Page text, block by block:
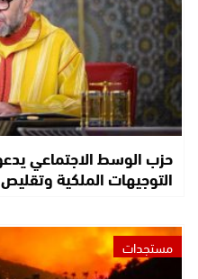
حزب الوسط الاجتماعي
التوجيهات الملكية
مستجدات